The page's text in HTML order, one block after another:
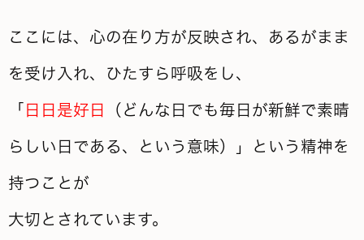
ここには、心の在り方が反映され、あるがまま
を受け入れ、ひたすら呼吸をし、
「 日日是好日 （どんな日でも毎日が新鮮で素晴
らしい日である、という意味）」という精神を
持つことが
大切とされています。